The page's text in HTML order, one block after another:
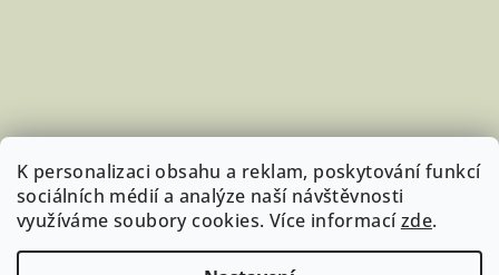
K personalizaci obsahu a reklam, poskytování funkcí
sociálních médií a analýze naší návštěvnosti
využíváme soubory cookies. Více informacízde.
Sledovat na Instagramu